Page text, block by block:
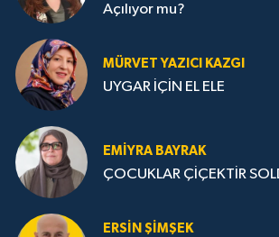
Açılıyor mu?
MÜRVET YAZICI KAZGI
UYGAR İÇİN EL ELE
EMIYRA BAYRAK
ÇOCUKLAR ÇİÇEKTİR
ERSIN ŞIMŞEK